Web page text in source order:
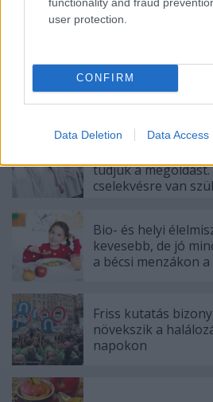
user protection.
CONFIRM
Data Deletion Data Access
Címkék:it fogyasztás
tudatos vásárlás nemzetközi
Ajánlott bejegyzések:
A
tudjuk a
cselekvésre van
Bio- és helyi
kevesebb, de jó
a bécsi menzákon
Friss kutatás
növekszik a
napokon